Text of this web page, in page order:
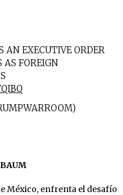
AN EXECUTIVE ORDER
AS FOREIGN
México, enfrenta el desafío